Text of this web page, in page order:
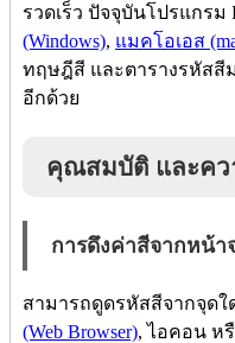
รวดเร็ว ปัจจุบันโปรแกรม
(Windows), แมคโอเอส
ทฤษฎีสี และตารางรหัสสี
อีกด้วย
คุณสมบัติ และคว
การดึงค่าสีจากหน้า
สามารถดูดรหัสสีจากจุด
(Web Browser), ไอคอน ห